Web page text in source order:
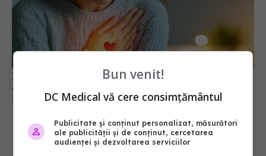
Infarct sau atac de panică? Cum să faci
diferența
27 ian 2026, 15:01
Bun venit!
DC Medical vă cere consimțământul
Publicitate și conținut personalizat, măsurători
ale publicității și de conținut, cercetarea
audienței și dezvoltarea serviciilor